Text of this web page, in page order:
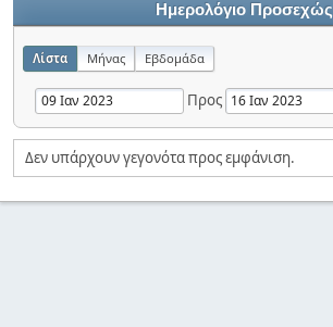
Ημερολόγιο Προσεχώς
Λίστα Μήνας Εβδομάδα
Προς
Δεν υπάρχουν γεγονότα προς εμφάνιση.